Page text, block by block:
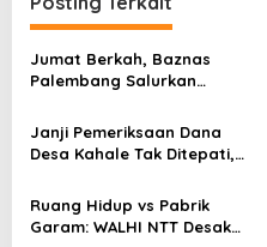
a
s
i
p
o
s
Jumat Berkah, Baznas
Palembang Salurkan
Kertapati
Janji Pemeriksaan Dana
Desa Kahale Tak Ditepati,
Keseriusan Kejati NTT
Ruang Hidup vs Pabrik
Garam: WALHI NTT Desak